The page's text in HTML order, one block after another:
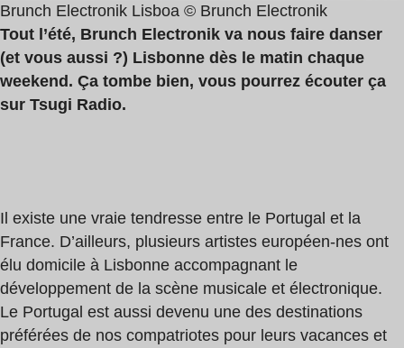
Brunch Electronik Lisboa © Brunch Electronik
Tout l’été, Brunch Electronik va nous faire danser
(et vous aussi ?) Lisbonne dès le matin chaque
weekend. Ça tombe bien, vous pourrez écouter ça
sur Tsugi Radio.
Il existe une vraie tendresse entre le Portugal et la
France. D’ailleurs, plusieurs artistes européen-nes ont
élu domicile à Lisbonne accompagnant le
développement de la scène musicale et électronique.
Le Portugal est aussi devenu une des destinations
préférées de nos compatriotes pour leurs vacances et